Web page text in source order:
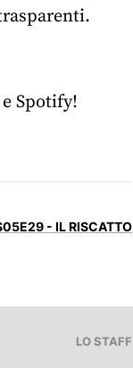
Spotify!
- IL RISCATTO
LO STAFF